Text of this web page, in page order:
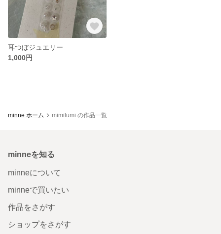
耳つぼジュエリー
1,000円
minne ホーム mimilumi の作品一覧
minneを知る
minneについて
minneで買いたい
作品をさがす
ショップをさがす